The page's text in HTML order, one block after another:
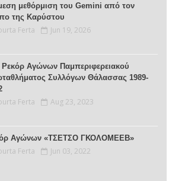
μεθόρμιση του Gemini από τον
της Καρύστου
Ferta Jun 19, 2026
Ρεκόρ Αγώνων Παμπεριφερειακού
Συλλόγων Θάλασσας 1989-
Ferta Aug 23, 2023
Αγώνων «ΤΣΕΤΣΟ ΓΚΟΛΟΜΕΕΒ»
Ferta Jun 03, 2022